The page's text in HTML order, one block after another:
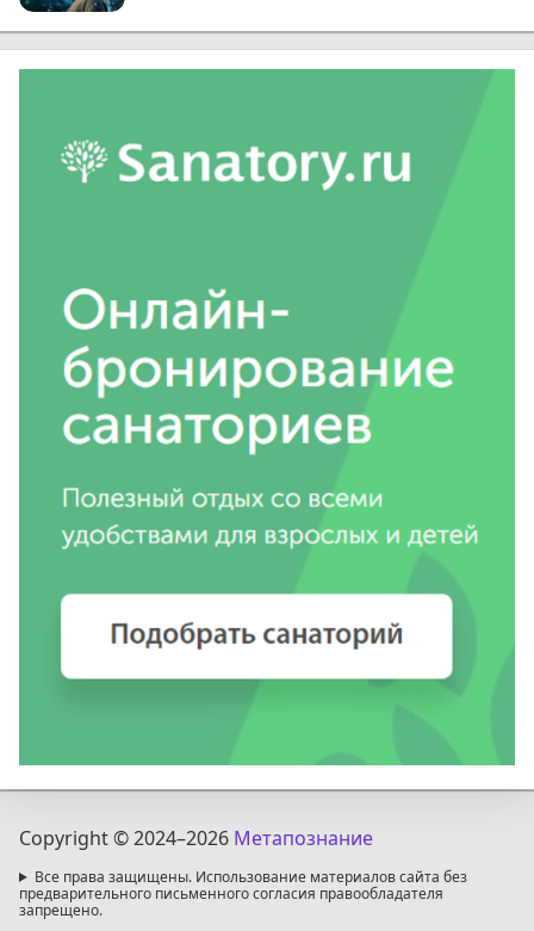
Copyright © 2024–2026 Метапознание
Все права защищены. Использование материалов сайта без
предварительного письменного согласия правообладателя
запрещено.